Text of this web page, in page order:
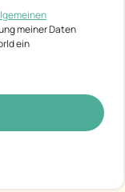
meiner Daten
ein